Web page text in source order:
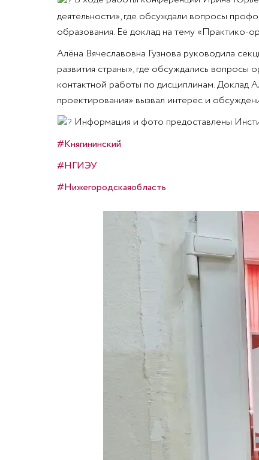
деятельности», где обсуждали вопросы
образования. Её доклад на тему «Практико-
Алёна Вячеславовна Гузнова руководила
развития страны», где обсуждались вопросы
контактной работы по дисциплинам. Доклад
проектирования» вызвал интерес и
Информация и фото предоставлены
#Княгининский
#НГИЭУ
#Нижегородскаяобласть